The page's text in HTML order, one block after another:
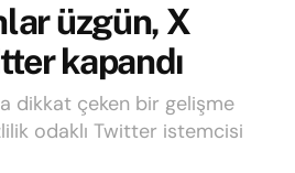
üzgün, X
kapandı
dikkat çeken bir gelişme
odaklı Twitter istemcisi